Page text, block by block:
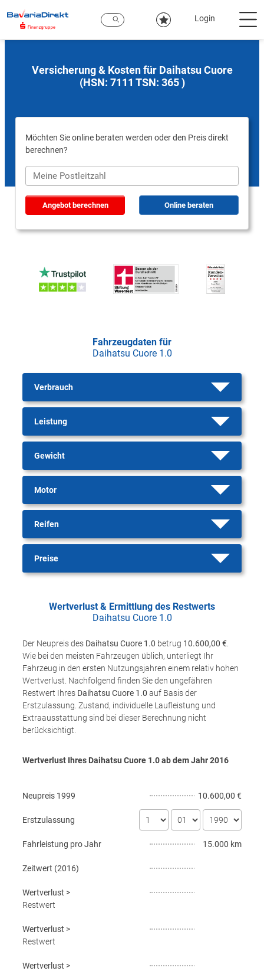
Hauptinhalt
Login
Versicherung & Kosten für Daihatsu Cuore
(HSN: 7111 TSN: 365 )
Möchten Sie online beraten werden oder den Preis direkt
berechnen?
Angebot berechnen Online beraten
Fahrzeugdaten für
Daihatsu Cuore 1.0
Verbrauch
Leistung
Gewicht
Motor
Reifen
Preise
Wertverlust & Ermittlung des Restwerts
Daihatsu Cuore 1.0
Der Neupreis des Daihatsu Cuore 1.0 betrug 10.600,00 €
Wie bei den meisten Fahrzeugen üblich, unterliegt Ihr
Fahrzeug in den ersten Nutzungsjahren einem relativ hohen
Wertverlust. Nachfolgend finden Sie den ungefähren
Restwert Ihres Daihatsu Cuore 1.0 auf Basis der
Erstzulassung. Zustand, individuelle Laufleistung und
Extraausstattung sind bei dieser Berechnung nicht
berücksichtigt.
Wertverlust Ihres Daihatsu Cuore 1.0 ab dem Jahr2016
Neupreis 1999 10.600,00 €
Erstzulassung
Fahrleistung pro Jahr 15.000 km
Zeitwert (2016)
Wertverlust >
Restwert
Wertverlust >
Restwert
Wertverlust >